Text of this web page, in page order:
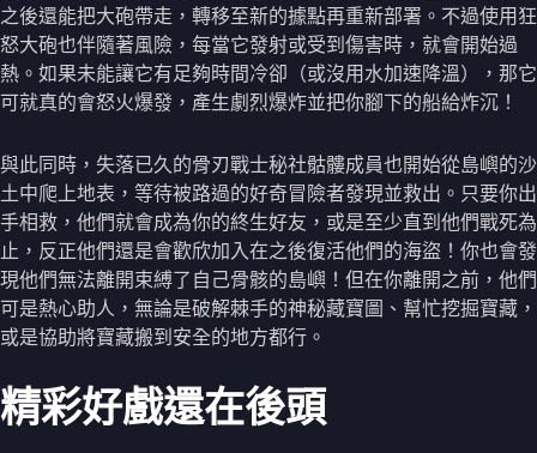
之後還能把大砲帶走，轉移至新的據點再重新部署。不過使用狂
怒大砲也伴隨著風險，每當它發射或受到傷害時，就會開始過
熱。如果未能讓它有足夠時間冷卻（或沒用水加速降溫），那它
可就真的會怒火爆發，產生劇烈爆炸並把你腳下的船給炸沉！
與此同時，失落已久的骨刃戰士秘社骷髏成員也開始從島嶼的沙
土中爬上地表，等待被路過的好奇冒險者發現並救出。只要你出
手相救，他們就會成為你的終生好友，或是至少直到他們戰死為
止，反正他們還是會歡欣加入在之後復活他們的海盜！你也會發
現他們無法離開束縛了自己骨骸的島嶼！但在你離開之前，他們
可是熱心助人，無論是破解棘手的神秘藏寶圖、幫忙挖掘寶藏，
或是協助將寶藏搬到安全的地方都行。
精彩好戲還在後頭